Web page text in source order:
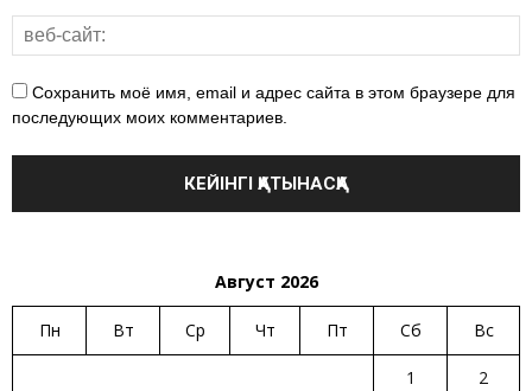
Сохранить моё имя, email и адрес сайта в этом браузере для
последующих моих комментариев.
Август 2026
Пн Вт Ср Чт Пт Сб Вс
1
2